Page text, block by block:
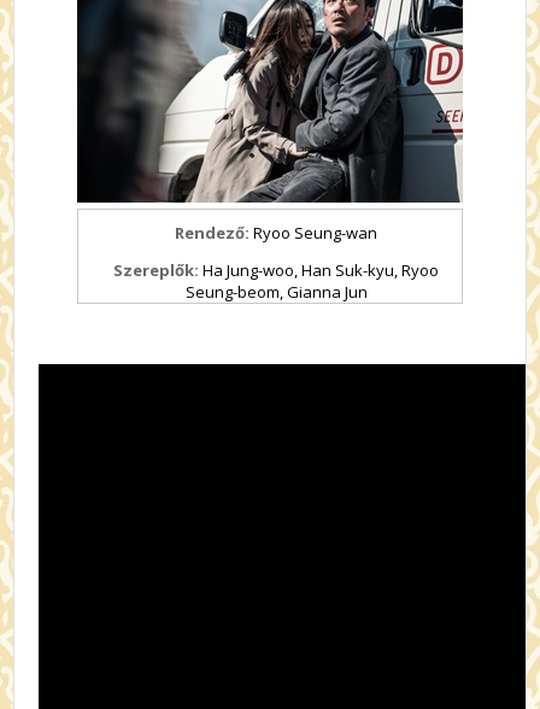
Rendező: Ryoo Seung-wan
Szereplők: Ha Jung-woo, Han Suk-kyu, Ryoo
Seung-beom, Gianna Jun